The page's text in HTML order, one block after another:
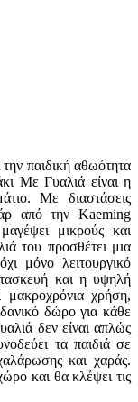
παιδική αθωότητα
Με Γυαλιά είναι η
Με διαστάσεις
από την Kaeming
μικρούς και
του προσθέτει μια
μόνο λειτουργικό
και η υψηλή
μακροχρόνια χρήση,
δώρο για κάθε
δεν είναι απλώς
τα παιδιά σε
και χαράς.
και θα κλέψει τις